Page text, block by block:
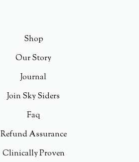
Shop
Our Story
Journal
Join Sky Siders
Faq
Refund Assurance
Clinically Proven